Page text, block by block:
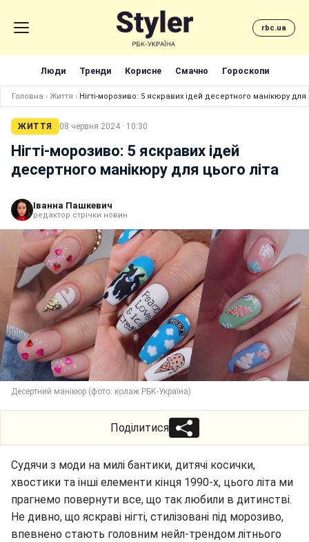
rbc.ua
Люди Тренди Корисне Смачно Гороскопи
Головна › Життя › Нігті-морозиво: 5 яскравих ідей десертного манікюру для
ЖИТТЯ 08 червня 2024 · 10:30
Нігті-морозиво: 5 яскравих ідей
десертного манікюру для цього літа
Іванна Пашкевич
редактор стрічки новин
Десертний манікюр (фото: колаж РБК-Україна)
Поділитися
Судячи з моди на милі бантики, дитячі косички,
хвостики та інші елементи кінця 1990-х, цього літа ми
прагнемо повернути все, що так любили в дитинстві.
Не дивно, що яскраві нігті, стилізовані під морозиво,
впевнено стають головним нейл-трендом літнього